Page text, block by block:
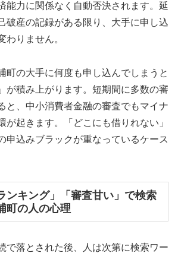
能力に関係なく自動否決されます。延
破産の記録がある限り、大手に申し込
わりません。
町の大手に何度も申し込んでしまうと
が積み上がります。短期間に多数の審
と、中小消費者金融の審査でもマイナ
が起きます。「どこにも借りれない」
申込みブラックが重なっているケース
ンキング」「審査甘い」で検索
町の人の心理
で落とされた後、人は次第に検索ワー